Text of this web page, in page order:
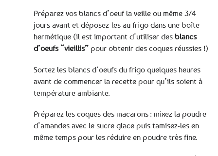
Préparez vos blancs d’oeuf la veille ou même 3/4
jours avant et déposez-les au frigo dans une boîte
hermétique (il est important d’utiliser des blancs
d’oeufs “vieillis”pour obtenir des coques réussies !)
Sortez les blancs d’oeufs du frigo quelques heures
avant de commencer la recette pour qu’ils soient à
température ambiante.
Préparez les coques des macarons : mixez la poudre
d’amandes avec le sucre glace puis tamisez-les en
même temps pour les réduire en poudre très fine.